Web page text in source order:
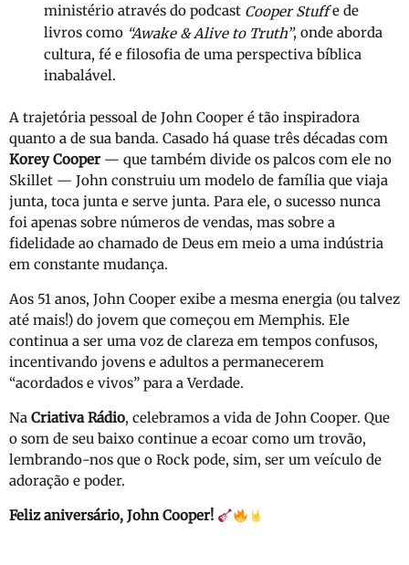
ministério através do podcast Cooper Stuffe de
livros como “Awake & Alive to Truth”, onde aborda
cultura, fé e filosofia de uma perspectiva bíblica
inabalável.
A trajetória pessoal de John Cooper é tão inspiradora
quanto a de sua banda. Casado há quase três décadas com
Korey Cooper — que também divide os palcos com ele no
Skillet — John construiu um modelo de família que viaja
junta, toca junta e serve junta. Para ele, o sucesso nunca
foi apenas sobre números de vendas, mas sobre a
fidelidade ao chamado de Deus em meio a uma indústria
em constante mudança.
Aos 51 anos, John Cooper exibe a mesma energia (ou talvez
até mais!) do jovem que começou em Memphis. Ele
continua a ser uma voz de clareza em tempos confusos,
incentivando jovens e adultos a permanecerem
“acordados e vivos” para a Verdade.
Na Criativa Rádio, celebramos a vida de John Cooper. Que
o som de seu baixo continue a ecoar como um trovão,
lembrando-nos que o Rock pode, sim, ser um veículo de
adoração e poder.
Feliz aniversário, John Cooper!